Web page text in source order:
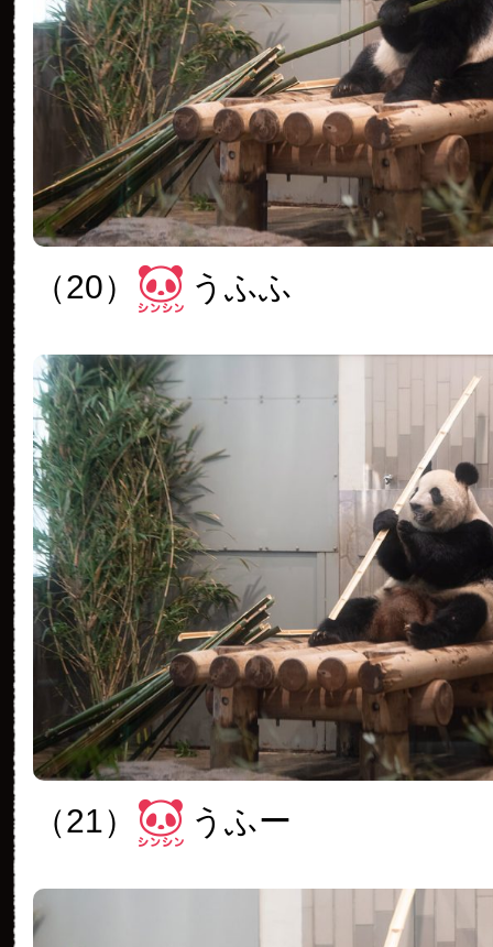
（20） うふふ
（21） うふー